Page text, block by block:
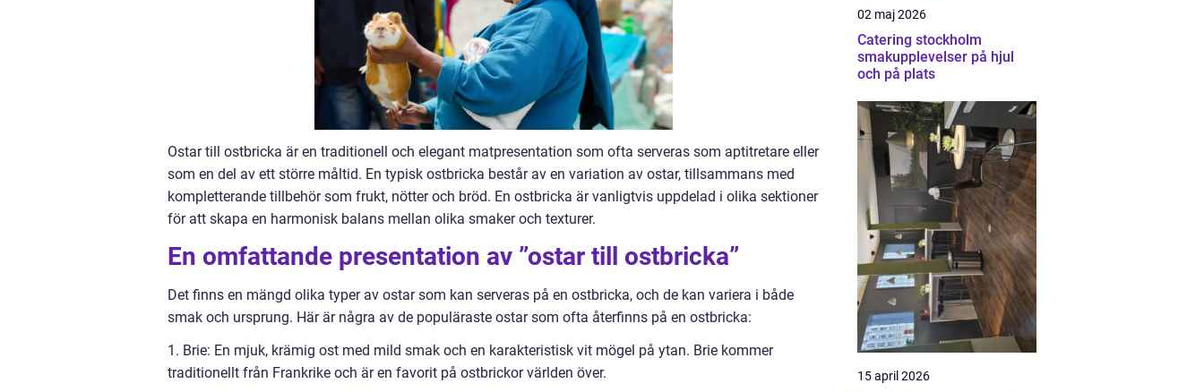
Ostar till ostbricka är en traditionell och elegant matpresentation som ofta serveras som aptitretare eller
som en del av ett större måltid. En typisk ostbricka består av en variation av ostar, tillsammans med
kompletterande tillbehör som frukt, nötter och bröd. En ostbricka är vanligtvis uppdelad i olika sektioner
för att skapa en harmonisk balans mellan olika smaker och texturer.
En omfattande presentation av ”ostar till ostbricka”
Det finns en mängd olika typer av ostar som kan serveras på en ostbricka, och de kan variera i både
smak och ursprung. Här är några av de populäraste ostar som ofta återfinns på en ostbricka:
1. Brie: En mjuk, krämig ost med mild smak och en karakteristisk vit mögel på ytan. Brie kommer
traditionellt från Frankrike och är en favorit på ostbrickor världen över.
02 maj 2026
Catering stockholm
smakupplevelser på hjul
och på plats
15 april 2026